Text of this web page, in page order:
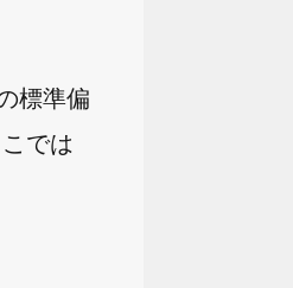
標準偏
では